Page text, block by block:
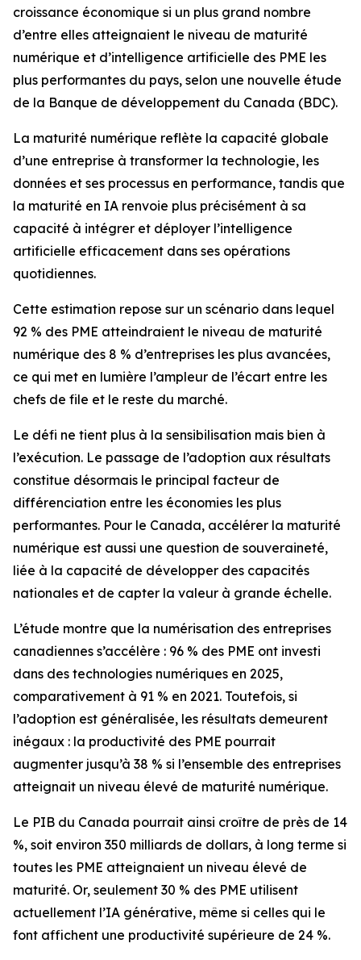
croissance économique si un plus grand nombre
d’entre elles atteignaient le niveau de maturité
numérique et d’intelligence artificielle des PME les
plus performantes du pays, selon une nouvelle étude
de la Banque de développement du Canada (BDC).
La maturité numérique reflète la capacité globale
d’une entreprise à transformer la technologie, les
données et ses processus en performance, tandis que
la maturité en IA renvoie plus précisément à sa
capacité à intégrer et déployer l’intelligence
artificielle efficacement dans ses opérations
quotidiennes.
Cette estimation repose sur un scénario dans lequel
92 % des PME atteindraient le niveau de maturité
numérique des 8 % d’entreprises les plus avancées,
ce qui met en lumière l’ampleur de l’écart entre les
chefs de file et le reste du marché.
Le défi ne tient plus à la sensibilisation mais bien à
l’exécution. Le passage de l’adoption aux résultats
constitue désormais le principal facteur de
différenciation entre les économies les plus
performantes. Pour le Canada, accélérer la maturité
numérique est aussi une question de souveraineté,
liée à la capacité de développer des capacités
nationales et de capter la valeur à grande échelle.
L’étude montre que la numérisation des entreprises
canadiennes s’accélère : 96 % des PME ont investi
dans des technologies numériques en 2025,
comparativement à 91 % en 2021. Toutefois, si
l’adoption est généralisée, les résultats demeurent
inégaux : la productivité des PME pourrait
augmenter jusqu’à 38 % si l’ensemble des entreprises
atteignait un niveau élevé de maturité numérique.
Le PIB du Canada pourrait ainsi croître de près de 14
%, soit environ 350 milliards de dollars, à long terme si
toutes les PME atteignaient un niveau élevé de
maturité. Or, seulement 30 % des PME utilisent
actuellement l’IA générative, même si celles qui le
font affichent une productivité supérieure de 24 %.